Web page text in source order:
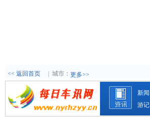
<< 返回首页 城市： 更多>>
新闻
游记